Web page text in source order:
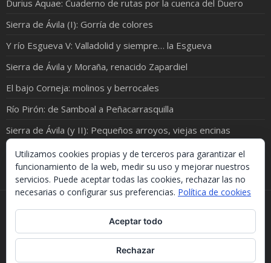
Durius Aquae: Cuaderno de rutas por la cuenca del Duero
Sierra de Ávila (I): Gorría de colores
Y río Esgueva V: Valladolid y siempre… la Esgueva
Sierra de Ávila y Moraña, renacido Zapardiel
El bajo Corneja: molinos y berrocales
Río Pirón: de Samboal a Peñacarrasquilla
Sierra de Ávila (y II): Pequeños arroyos, viejas encinas
Por el río Luna, ¡que está en Babia!
Si necesitas algo de este blog puedes cogerlo, lo único
que te pido es que menciones la procedencia. Gracias.
Should you need something from this blog, just take it.
The only thing I'd ask you is to mention this site. Many
Utilizamos cookies propias y de terceros para garantizar el
funcionamiento de la web, medir su uso y mejorar nuestros
servicios. Puede aceptar todas las cookies, rechazar las no
necesarias o configurar sus preferencias. Política de cookies
Aceptar todo
Rechazar